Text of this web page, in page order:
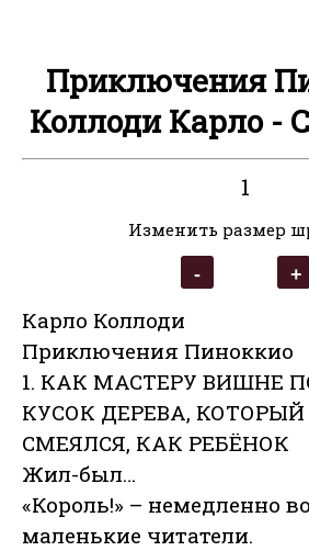
Приключения
Коллоди Карло -
1
Изменить размер
Карло Коллоди
Приключения Пиноккио
1. КАК МАСТЕРУ ВИШНЕ
КУСОК ДЕРЕВА,
СМЕЯЛСЯ, КАК РЕБЁНОК
Жил-был…
«Король!» – немедленно
маленькие читатели.